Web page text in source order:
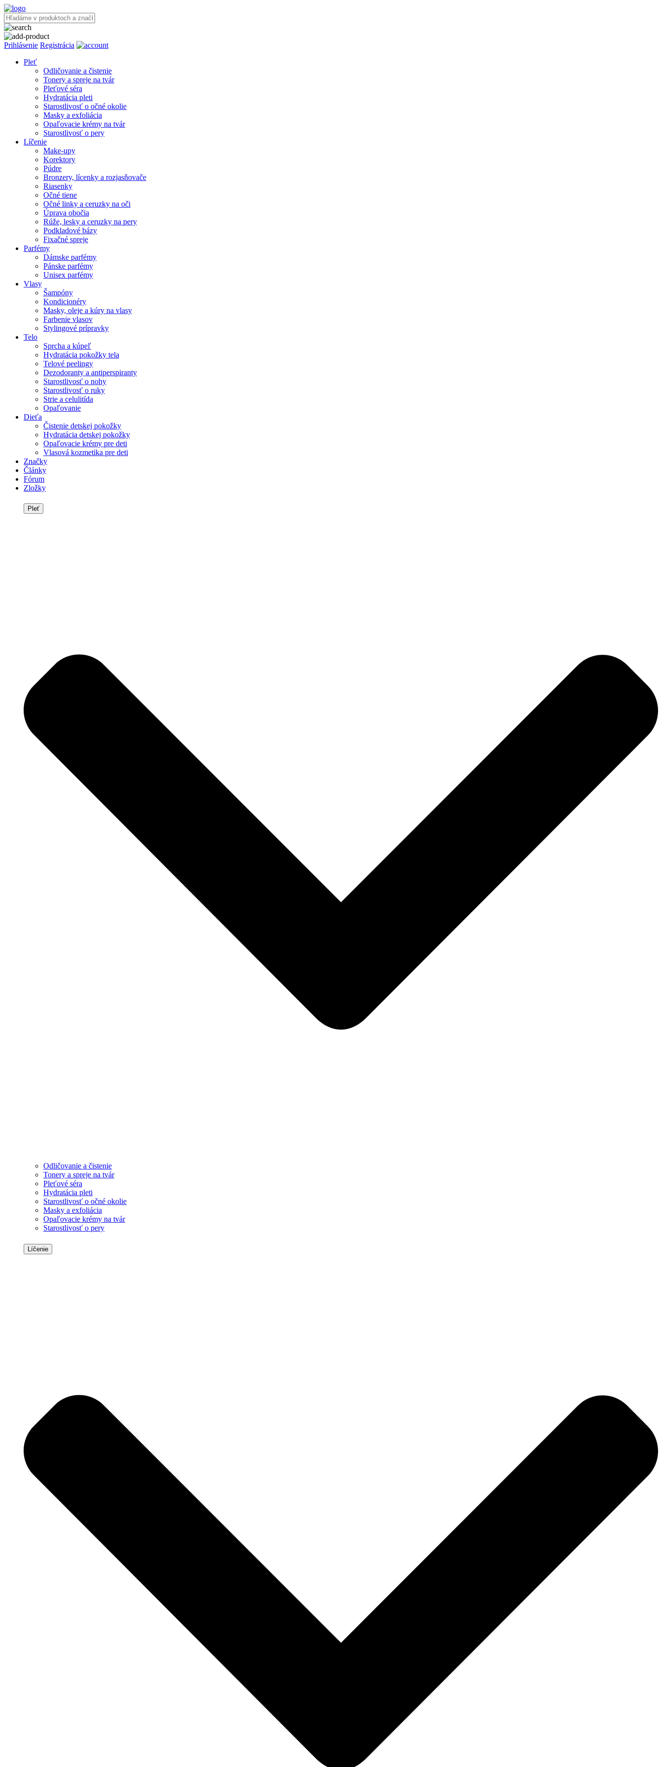
Prihlásenie Registrácia
Pleť
Odličovanie a čistenie
Tonery a spreje na tvár
Pleťové séra
Hydratácia pleti
Starostlivosť o očné okolie
Masky a exfoliácia
Opaľovacie krémy na tvár
Starostlivosť o pery
Líčenie
Make-upy
Korektory
Púdre
Bronzery, lícenky a rozjasňovače
Riasenky
Očné tiene
Očné linky a ceruzky na oči
Úprava obočia
Rúže, lesky a ceruzky na pery
Podkladové bázy
Fixačné spreje
Parfémy
Dámske parfémy
Pánske parfémy
Unisex parfémy
Vlasy
Šampóny
Kondicionéry
Masky, oleje a kúry na vlasy
Farbenie vlasov
Stylingové prípravky
Telo
Sprcha a kúpeľ
Hydratácia pokožky tela
Telové peelingy
Dezodoranty a antiperspiranty
Starostlivosť o nohy
Starostlivosť o ruky
Strie a celulitída
Opaľovanie
Dieťa
Čistenie detskej pokožky
Hydratácia detskej pokožky
Opaľovacie krémy pre deti
Vlasová kozmetika pre deti
Značky
Články
Fórum
Zložky
Pleť
Odličovanie a čistenie
Tonery a spreje na tvár
Pleťové séra
Hydratácia pleti
Starostlivosť o očné okolie
Masky a exfoliácia
Opaľovacie krémy na tvár
Starostlivosť o pery
Líčenie